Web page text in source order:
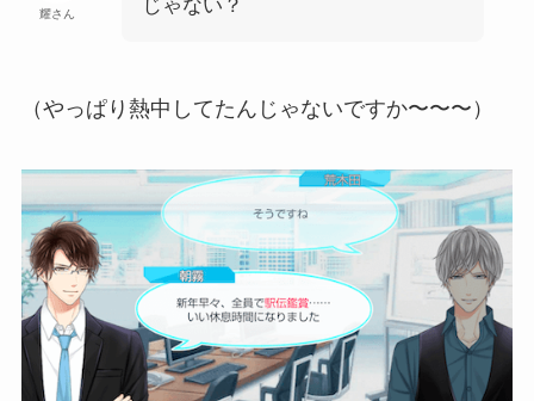
耀さん じゃない？
（やっぱり熱中してたんじゃないですか〜〜〜）